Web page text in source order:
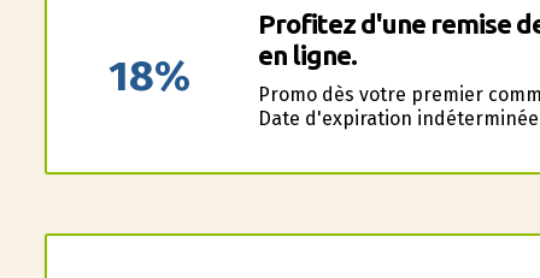
18%
Profitez d'une remise
en ligne.
Promo dès votre premier
Date d'expiration